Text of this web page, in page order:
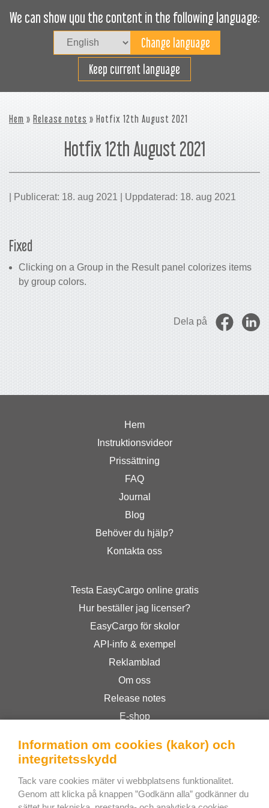
We can show you the content in the following language:
Keep current language
Lasta effektivt
Hem » Release notes » Hotfix 12th August 2021
Hotfix 12th August 2021
| Publicerat: 18. aug 2021 | Uppdaterad: 18. aug 2021
Fixed
Clicking on a Group in the Result panel colorizes items
by group colors.
Dela på
Hem
Instruktionsvideor
Prissättning
FAQ
Journal
Blog
Behöver du hjälp?
Kontakta oss
Testa EasyCargo online gratis
Hur beställer jag licenser?
EasyCargo för skolor
API-info & exempel
Reklamblad
Om oss
Release notes
E-shop
Privacy Policy
Bee Interactive s.r.o.
Information om cookies (kakor) och
integritetsskydd
Tack vare cookies mäter vi webbplatsens funktionalitet.
Genom att klicka på knappen ”Godkänn alla” godkänner du